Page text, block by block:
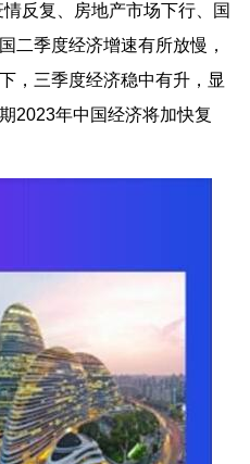
反复、房地产市场下行、国
二季度经济增速有所放慢，
，三季度经济稳中有升，显
2023年中国经济将加快复